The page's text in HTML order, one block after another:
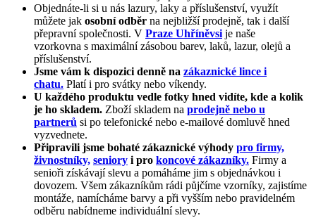
Objednáte-li si u nás lazury, laky a příslušenství, využít
můžete jak osobní odběr na nejbližší prodejně, tak i další
přepravní společnosti. V Praze Uhříněvsije naše
vzorkovna s maximální zásobou barev, laků, lazur, olejů a
příslušenství.
Jsme vám k dispozici denně na zákaznické lince i
chatu. Platí i pro svátky nebo víkendy.
U každého produktu vedle fotky hned vidíte, kde a kolik
je ho skladem. Zboží skladem na prodejně nebo u
partnerů si po telefonické nebo e-mailové domluvě hned
vyzvednete.
Připravili jsme bohaté zákaznické výhody pro firmy,
živnostníky, seniory i pro koncové zákazníky. Firmy a
senioři získávají slevu a pomáháme jim s objednávkou i
dovozem. Všem zákazníkům rádi půjčíme vzorníky, zajistíme
montáže, namícháme barvy a při vyšším nebo pravidelném
odběru nabídneme individuální slevy.